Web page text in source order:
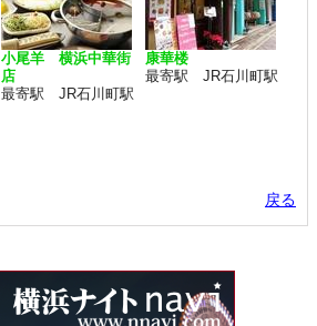
小尾羊 横浜中華街
店
最寄駅 JR石川町駅
康華楼
最寄駅 JR石川町駅
戻る